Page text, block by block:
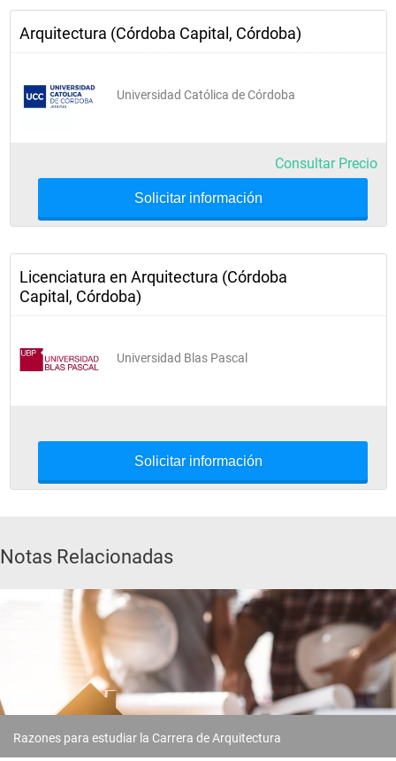
Arquitectura (Córdoba Capital, Córdoba)
Universidad Católica de Córdoba
Consultar Precio
Solicitar información
Licenciatura en Arquitectura (Córdoba
Capital, Córdoba)
Universidad Blas Pascal
Solicitar información
Notas Relacionadas
Razones para estudiar la Carrera de Arquitectura